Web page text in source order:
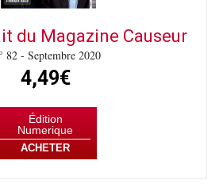
du Magazine Causeur
82 - Septembre 2020
4,49€
Édition
Numerique
ACHETER